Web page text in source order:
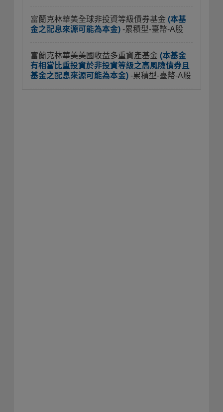
富蘭克林華美全球非投資等級債券基金 (本基
金之配息來源可能為本金) -累積型-臺幣-A股
富蘭克林華美美國收益多重資產基金 (本基金
有相當比重投資於非投資等級之高風險債券且
基金之配息來源可能為本金) -累積型-臺幣-A股